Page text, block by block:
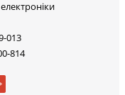
013
814